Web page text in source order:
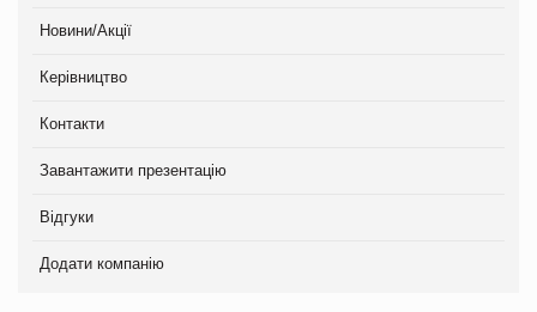
Новини/Акції
Керівництво
Контакти
Завантажити презентацію
Відгуки
Додати компанію